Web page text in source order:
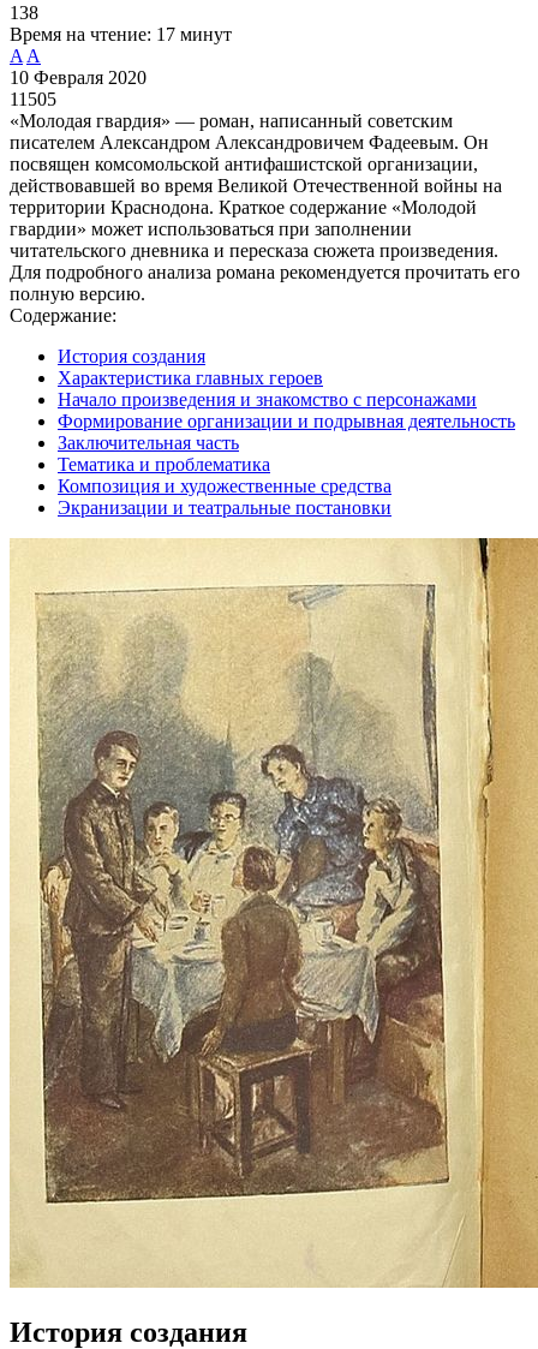
138
Время на чтение: 17 минут
A A
10 Февраля 2020
11505
«Молодая гвардия» — роман, написанный советским
писателем Александром Александровичем Фадеевым. Он
посвящен комсомольской антифашистской организации,
действовавшей во время Великой Отечественной войны на
территории Краснодона. Краткое содержание «Молодой
гвардии» может использоваться при заполнении
читательского дневника и пересказа сюжета произведения.
Для подробного анализа романа рекомендуется прочитать его
полную версию.
Содержание:
История создания
Характеристика главных героев
Начало произведения и знакомство с персонажами
Формирование организации и подрывная деятельность
Заключительная часть
Тематика и проблематика
Композиция и художественные средства
Экранизации и театральные постановки
История создания